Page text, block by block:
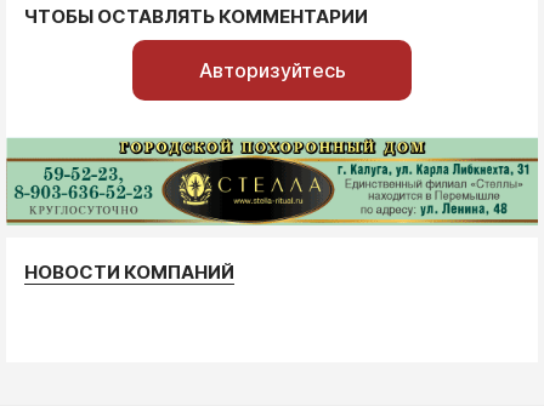
ЧТОБЫ ОСТАВЛЯТЬ КОММЕНТАРИИ
Авторизуйтесь
НОВОСТИ КОМПАНИЙ